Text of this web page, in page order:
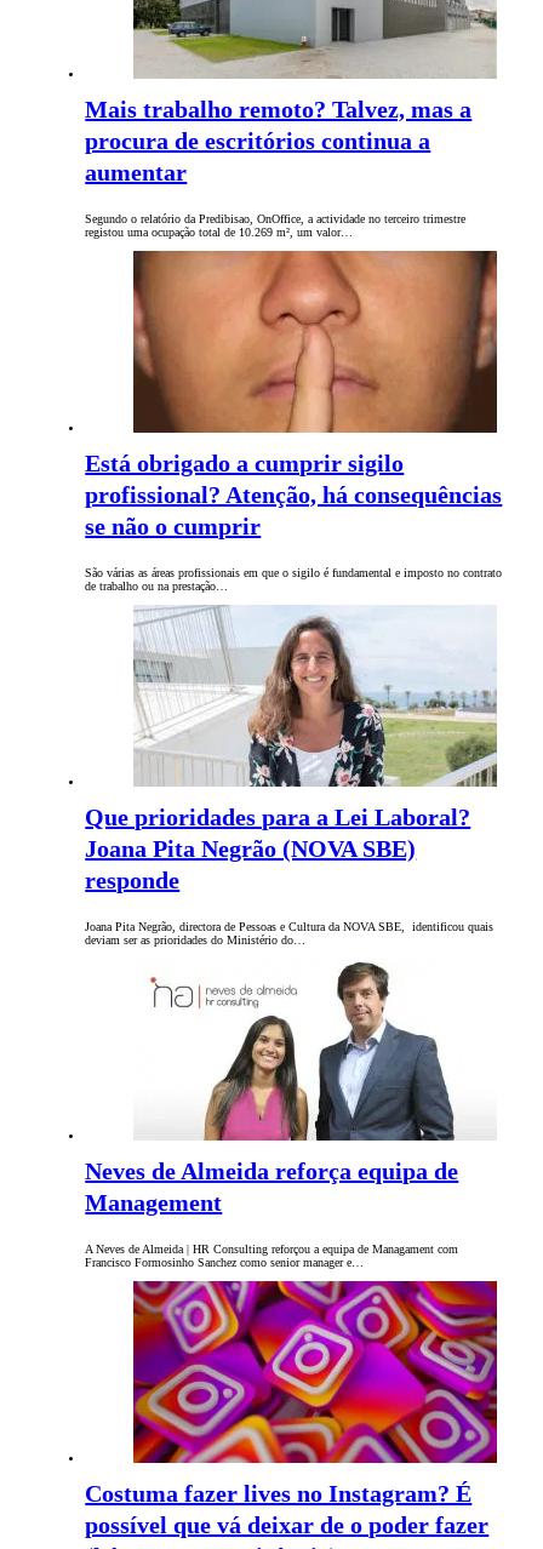
Mais trabalho remoto? Talvez, mas a
procura de escritórios continua a
aumentar
Segundo o relatório da Predibisao, OnOffice, a actividade no terceiro trimestre
registou uma ocupação total de 10.269 m², um valor…
Está obrigado a cumprir sigilo
profissional? Atenção, há consequências
se não o cumprir
São várias as áreas profissionais em que o sigilo é fundamental e imposto no contrato
de trabalho ou na prestação…
Que prioridades para a Lei Laboral?
Joana Pita Negrão (NOVA SBE)
responde
Joana Pita Negrão, directora de Pessoas e Cultura da NOVA SBE, identificou quais
deviam ser as prioridades do Ministério do…
Neves de Almeida reforça equipa de
Management
A Neves de Almeida | HR Consulting reforçou a equipa de Managament com
Francisco Formosinho Sanchez como senior manager e…
Costuma fazer lives no Instagram? É
possível que vá deixar de o poder fazer